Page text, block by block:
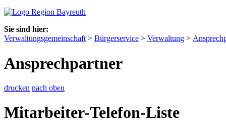
Sie sind hier:
Verwaltungsgemeinschaft > Bürgerservice > Verwaltung >
Ansprechpartner
drucken nach oben
Mitarbeiter-Telefon-Liste